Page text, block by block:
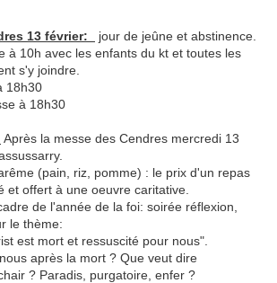
13 février:
jour de jeûne et abstinence.
à 10h avec les enfants du kt et toutes les
s'y joindre.
18h30
à 18h30
Après la messe des Cendres mercredi 13
(pain, riz, pomme) : le prix d'un repas
et offert à une oeuvre caritative.
de l'année de la foi: soirée réflexion,
le thème:
et ressuscité pour nous".
après la mort ? Que veut dire
? Paradis, purgatoire, enfer ?